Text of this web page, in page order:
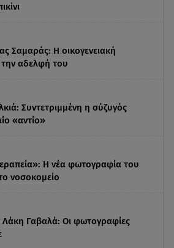
Σαμαράς: Η οικογενειακή
αδελφή του
Συντετριμμένη η σύζυγός
«αντίο»
Η νέα φωτογραφία του
νοσοκομείο
Λάκη Γαβαλά: Οι φωτογραφίες